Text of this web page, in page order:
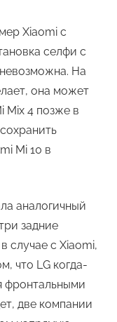
Xiaomi с
селфи с
На
она может
Mix 4 позже в
Mi 10 в
аналогичный
задние
случае с Xiaomi,
что LG когда-
фронтальными
две компании